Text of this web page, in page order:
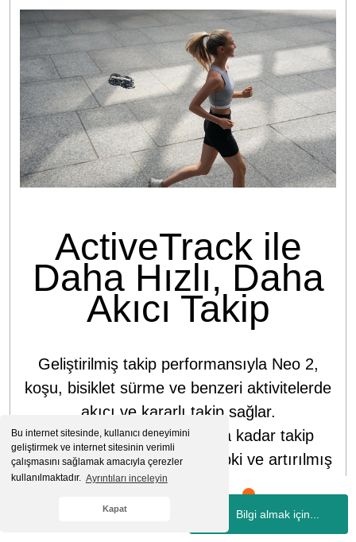
Bu internet sitesinde, kullanıcı deneyimini
geliştirmek ve internet sitesinin verimli
çalışmasını sağlamak amacıyla çerezler
kullanılmaktadır. Ayrıntıları inceleyin
Kapat Bilgi almak için...
ActiveTrack ile
Daha Hızlı, Daha
Akıcı Takip
Geliştirilmiş takip performansıyla Neo 2,
koşu, bisiklet sürme ve benzeri aktivitelerde
akıcı ve kararlı takip sağlar.
Açık alanlarda 12 m/s hıza kadar takip
yapabilir, bu da daha hızlı tepki ve artırılmış
stabilite sunar.
Sepetim İletişim